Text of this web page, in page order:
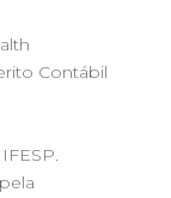
Contábil